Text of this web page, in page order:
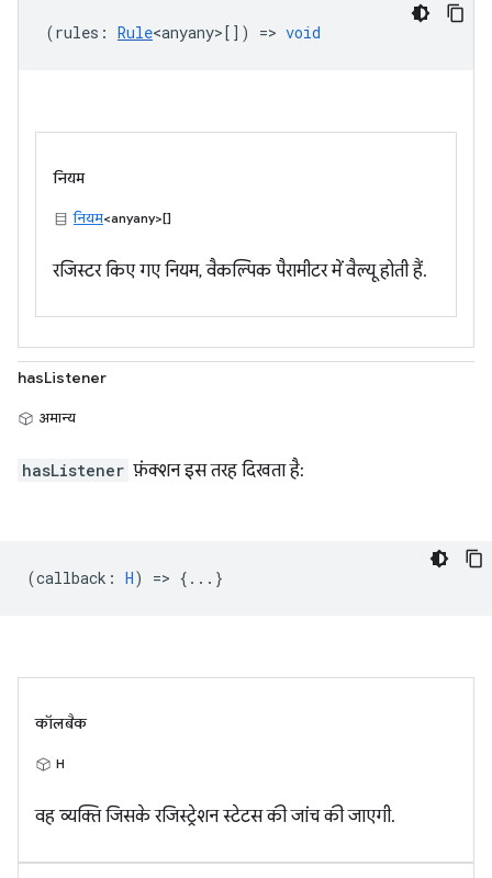
(rules : Rule<anyany>[]) => void
नियम
नियम<anyany>[]
रजिस्टर किए गए नियम, वैकल्पिक पैरामीटर में वैल्यू होती हैं.
hasListener
अमान्य
hasListener फ़ंक्शन इस तरह दिखता है:
(callback : H) => {...}
कॉलबैक
H
वह व्यक्ति जिसके रजिस्ट्रेशन स्टेटस की जांच की जाएगी.